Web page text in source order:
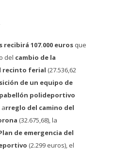
recibirá 107.000 euros que
del cambio de la
recinto ferial (27.536,62
de un equipo de
polideportivo
arreglo del camino del
(32.675,68), la
de emergencia del
(2.299 euros), el